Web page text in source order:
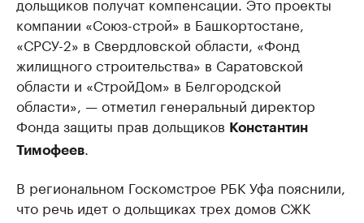
компании «Союз-строй» в Башкортостане,
«СРСУ-2» в Свердловской области, «Фонд
жилищного строительства» в Саратовской
области и «СтройДом» в Белгородской
области», — отметил генеральный директор
Фонда защиты прав дольщиков Константин
Тимофеев.
В региональном Госкомстрое РБК Уфа пояснили,
что речь идет о дольщиках трех домов СЖК